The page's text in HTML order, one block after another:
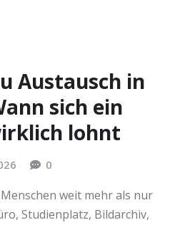
Austausch in
sich ein
lohnt
0
weit mehr als nur
Studienplatz, Bildarchiv,